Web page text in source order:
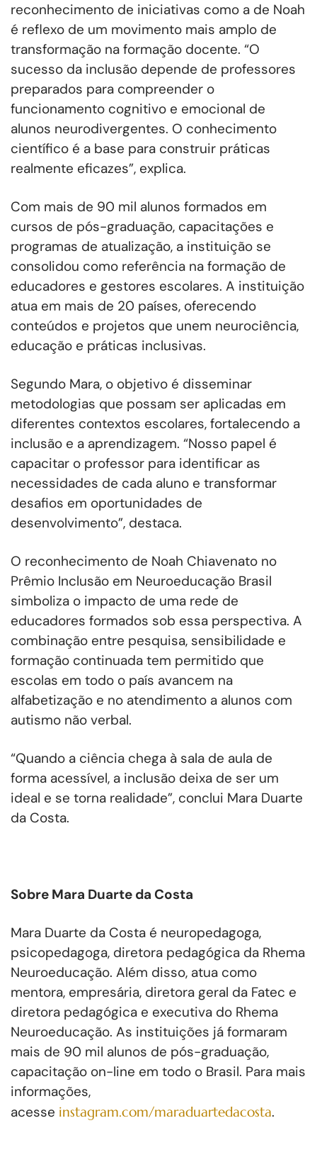
reconhecimento de iniciativas como a de Noah
é reflexo de um movimento mais amplo de
transformação na formação docente. “O
sucesso da inclusão depende de professores
preparados para compreender o
funcionamento cognitivo e emocional de
alunos neurodivergentes. O conhecimento
científico é a base para construir práticas
realmente eficazes”, explica.
Com mais de 90 mil alunos formados em
cursos de pós-graduação, capacitações e
programas de atualização, a instituição se
consolidou como referência na formação de
educadores e gestores escolares. A instituição
atua em mais de 20 países, oferecendo
conteúdos e projetos que unem neurociência,
educação e práticas inclusivas.
Segundo Mara, o objetivo é disseminar
metodologias que possam ser aplicadas em
diferentes contextos escolares, fortalecendo a
inclusão e a aprendizagem. “Nosso papel é
capacitar o professor para identificar as
necessidades de cada aluno e transformar
desafios em oportunidades de
desenvolvimento”, destaca.
O reconhecimento de Noah Chiavenato no
Prêmio Inclusão em Neuroeducação Brasil
simboliza o impacto de uma rede de
educadores formados sob essa perspectiva. A
combinação entre pesquisa, sensibilidade e
formação continuada tem permitido que
escolas em todo o país avancem na
alfabetização e no atendimento a alunos com
autismo não verbal.
“Quando a ciência chega à sala de aula de
forma acessível, a inclusão deixa de ser um
ideal e se torna realidade”, conclui Mara Duarte
da Costa.
Sobre Mara Duarte da Costa
Mara Duarte da Costa é neuropedagoga,
psicopedagoga, diretora pedagógica da Rhema
Neuroeducação. Além disso, atua como
mentora, empresária, diretora geral da Fatec e
diretora pedagógica e executiva do Rhema
Neuroeducação. As instituições já formaram
mais de 90 mil alunos de pós-graduação,
capacitação on-line em todo o Brasil. Para mais
informações,
acesse instagram.com/maraduartedacosta.